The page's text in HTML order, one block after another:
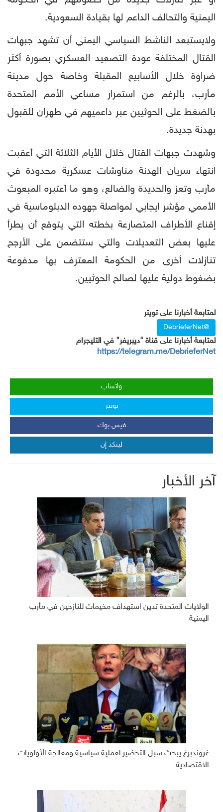
اليمنية والتحالف الداعم لها بقيادة السعودية.
ولايستبعد الناشط السياسي اليمني أن تشهد جبهات
القتال المختلفة عودة التصعيد العسكري بصورة أكثر
ضراوة خلال الأسابيع المقبلة وخاصة حول مدينة
مأرب، بالرغم من استمرار مساعي الأمم المتحدة
بالضغط على الحوثيين عبر داعميهم في طهران للقبول
بهدنة جديدة.
وشهدت جبهات القتال خلال الأيام الثلاثة التي أعقبت
انتهاء سريان الهدنة مناوشات عسكرية محدودة في
مأرب وتعز والحديدة والضالع، وهو ما أعتبره المبعوث
الأممي مؤشر ايجابي لمواصلة جهوده الدبلوماسية في
إقناع الأطراف المتصارعة بخطته التي يتوقع أن يطرأ
عليها بعض التعديلات والتي ستتضمن على الأرجح
تنازلات أخرى من الحكومة المعترف بها مدفوعة
بضغوط دولية عليها لصالح الحوثيين.
لمتابعة أخبارنا على تويتر
@DebrieferNet
لمتابعة أخبارنا على قناة "ديبريفر" في التليجرام
https://telegram.me/DebrieferNet
واتساب
تويتر
فيس بوك
لينكد إن
آخر الأخبار
الولايات المتحدة تدين استهداف مخيمات للنازحين في مأرب
اليمنية
غروندبرغ يبحث سبل التحضير لعملية سياسية ومعالجة الأولويات
الاقتصادية